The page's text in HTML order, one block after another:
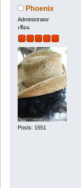
Phoenix
Administrator
เซียน
Posts: 1551